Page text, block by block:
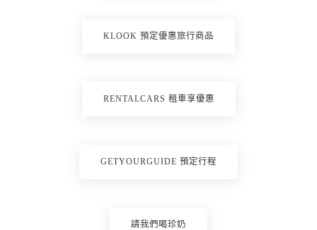
KLOOK 預定優惠旅行商品
RENTALCARS 租車享優惠
GETYOURGUIDE 預定行程
請我們喝珍奶